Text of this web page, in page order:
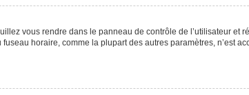
vous rendre dans le panneau de contrôle de l’utilisateur et
horaire, comme la plupart des autres paramètres, n’est